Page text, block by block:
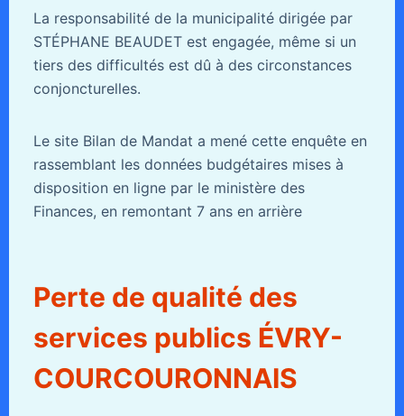
La responsabilité de la municipalité dirigée par
STÉPHANE BEAUDET est engagée, même si un
tiers des difficultés est dû à des circonstances
conjoncturelles.
Le site Bilan de Mandat a mené cette enquête en
rassemblant les données budgétaires mises à
disposition en ligne par le ministère des
Finances, en remontant 7 ans en arrière
Perte de qualité des
services publics ÉVRY-
COURCOURONNAIS